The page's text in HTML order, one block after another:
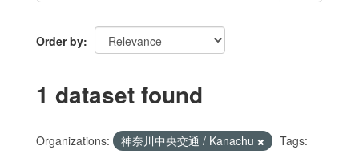
Order by
1 dataset found
Organizations: 神奈川中央交通 / Kanachu
Tags: